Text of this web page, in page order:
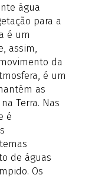
água
para a
é um
assim,
da
é um
as
Terra. Nas
é
de águas
Os